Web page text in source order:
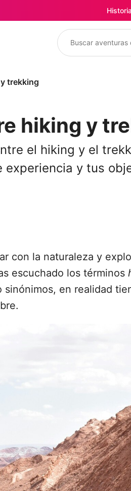
Buscar
trekking
hiking y
el hiking y el
y tus
con la naturaleza y
escuchado los términos
sinónimos, en realidad